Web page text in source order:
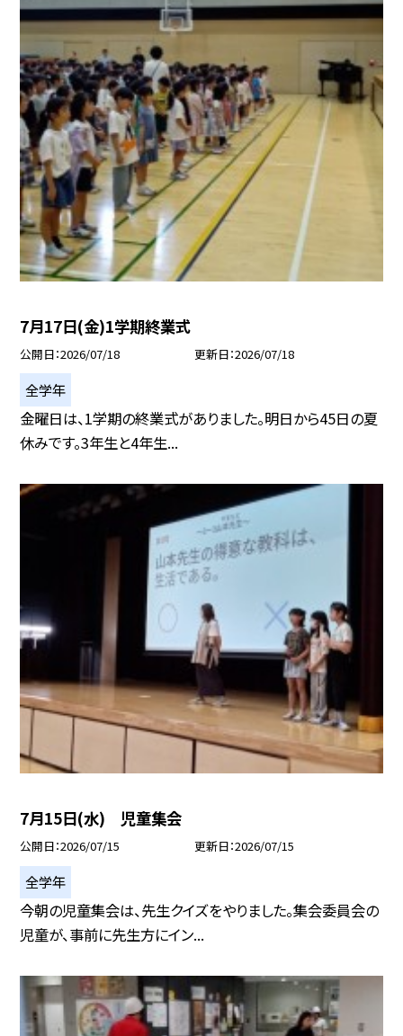
7月17日(金)1学期終業式
公開日 2026/07/18 更新日 2026/07/18
全学年
金曜日は、1学期の終業式がありました。明日から45日の夏
休みです。3年生と4年生...
7月15日(水) 児童集会
公開日 2026/07/15 更新日 2026/07/15
全学年
今朝の児童集会は、先生クイズをやりました。集会委員会の
児童が、事前に先生方にイン...